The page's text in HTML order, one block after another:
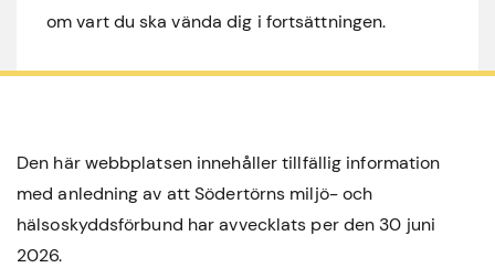
om vart du ska vända dig i fortsättningen.
Den här webbplatsen innehåller tillfällig information
med anledning av att Södertörns miljö- och
hälsoskyddsförbund har avvecklats per den 30 juni
2026.